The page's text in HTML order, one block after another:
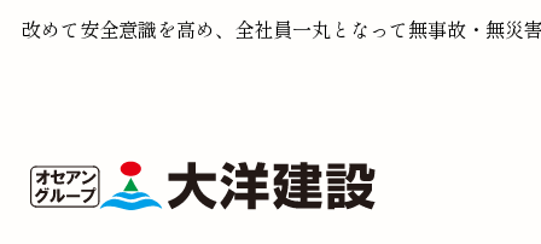
改めて安全意識を高め、全社員一丸となって無事故・無災